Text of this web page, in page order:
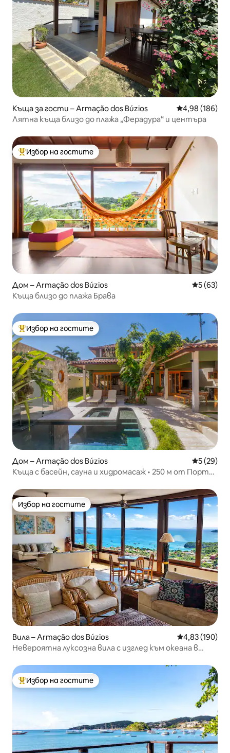
Къща за гости – Armação dos Búzios Средна
4,98 (186)
Лятна къща близо до плажа „Ферадура“ и центъра
Най-популярен избор на гостите
Избор на гостите
Дом – Armação dos Búzios Средна
5 (63)
Къща близо до плажа Брава
Най-популярен избор на гостите
Избор на гостите
Дом – Armação dos Búzios Средна
5 (29)
Къща с басейн, сауна и хидромасаж • 250 м от Порто
Избор на гостите
Избор на гостите
Вила – Armação dos Búzios Средна
4,83 (190)
Невероятна луксозна вила с изглед към океана в
Най-популярен избор на гостите
Избор на гостите